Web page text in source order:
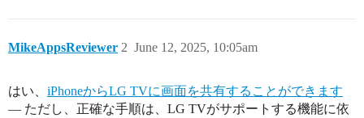
MikeAppsReviewer June 12, 2025, 10:05am
2
はい、 iPhoneからLG TVに画面を共有することができます
— ただし、正確な手順は、LG TVがサポートする機能に依